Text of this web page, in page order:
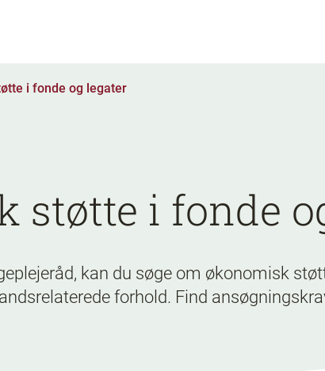
i fonde og legater
støtte i fonde
kan du søge om økonomisk
forhold. Find